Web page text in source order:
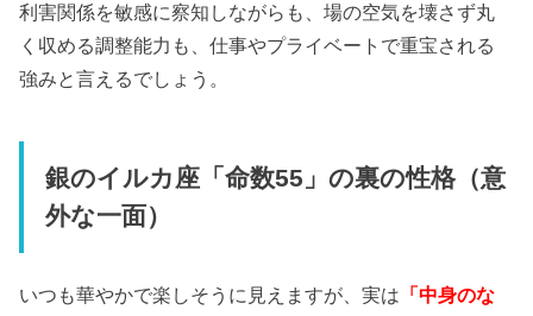
利害関係を敏感に察知しながらも、場の空気を壊さず丸
く収める調整能力も、仕事やプライベートで重宝される
強みと言えるでしょう。
銀のイルカ座「命数55」の裏の性格（意
外な一面）
いつも華やかで楽しそうに見えますが、実は 「中身のな